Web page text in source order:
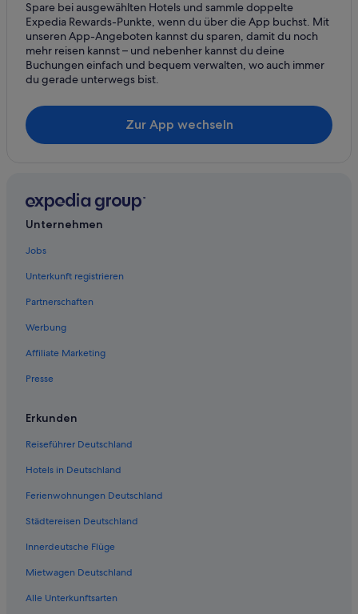
Luxus in Hurghada
Red Sea Hotels in Hurghada
Pickalbatros Hotels in El Gouna
5-Sterne-Hotels in Marsa Alam
Spare bei ausgewählten Hotels und sammle doppelte
Expedia Rewards-Punkte, wenn du über die App buchst. Mit
unseren App-Angeboten kannst du sparen, damit du noch
mehr reisen kannst – und nebenher kannst du deine
Buchungen einfach und bequem verwalten, wo auch immer
du gerade unterwegs bist.
Zur App wechseln
Unternehmen
Jobs
Unterkunft registrieren
Partnerschaften
Werbung
Affiliate Marketing
Presse
Erkunden
Reiseführer Deutschland
Hotels in Deutschland
Ferienwohnungen Deutschland
Städtereisen Deutschland
Innerdeutsche Flüge
Mietwagen Deutschland
Alle Unterkunftsarten